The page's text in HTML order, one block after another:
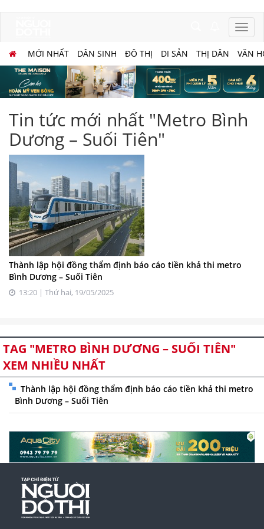
MỚI NHẤT DÂN SINH ĐÔ THỊ DI SẢN THỊ DÂN VĂN
Tin tức mới nhất "Metro Bình
Dương – Suối Tiên"
Thành lập hội đồng thẩm định báo cáo tiền khả thi metro
Bình Dương – Suối Tiên
13:20 | Thứ hai, 19/05/2025
TAG "METRO BÌNH DƯƠNG – SUỐI TIÊN"
XEM NHIỀU NHẤT
Thành lập hội đồng thẩm định báo cáo tiền khả thi metro
Bình Dương – Suối Tiên